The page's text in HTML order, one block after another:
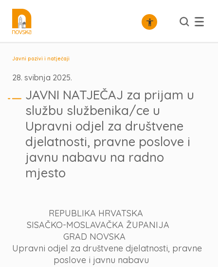
Javni pozivi i natječaji
28. svibnja 2025.
JAVNI NATJEČAJ za prijam u
službu službenika/ce u
Upravni odjel za društvene
djelatnosti, pravne poslove i
javnu nabavu na radno
mjesto
REPUBLIKA HRVATSKA
SISAČKO-MOSLAVAČKA ŽUPANIJA
GRAD NOVSKA
Upravni odjel za društvene djelatnosti, pravne
poslove i javnu nabavu